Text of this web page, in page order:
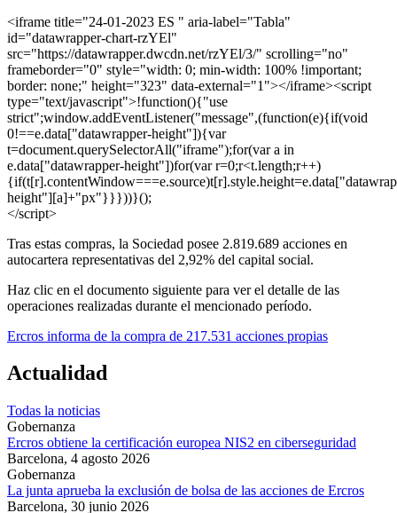
<iframe title="24-01-2023 ES " aria-label="Tabla"
id="datawrapper-chart-rzYEl"
src="https://datawrapper.dwcdn.net/rzYEl/3/" scrolling="no"
frameborder="0" style="width: 0; min-width: 100% !important;
border: none;" height="323" data-external="1"></iframe><script
type="text/javascript">!function(){"use
strict";window.addEventListener("message",(function(e){if(void
0!==e.data["datawrapper-height"]){var
t=document.querySelectorAll("iframe");for(var a in
e.data["datawrapper-height"])for(var r=0;r<t.length;r++)
height"][a]+"px"}}}))}();
</script>
Tras estas compras, la Sociedad posee 2.819.689 acciones en
autocartera representativas del 2,92% del capital social.
Haz clic en el documento siguiente para ver el detalle de las
operaciones realizadas durante el mencionado período.
Ercros informa de la compra de 217.531 acciones propias
Actualidad
Todas la noticias
Gobernanza
Ercros obtiene la certificación europea NIS2 en ciberseguridad
Barcelona, 4 agosto 2026
Gobernanza
La junta aprueba la exclusión de bolsa de las acciones de Ercros
Barcelona, 30 junio 2026